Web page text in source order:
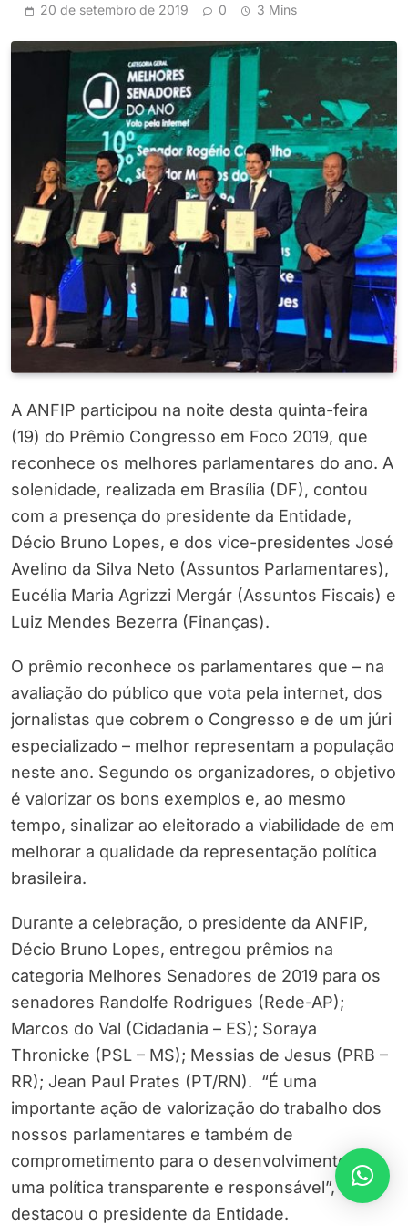
20 de setembro de 2019 0 3 Mins
A ANFIP participou na noite desta quinta-feira
(19) do Prêmio Congresso em Foco 2019, que
reconhece os melhores parlamentares do ano. A
solenidade, realizada em Brasília (DF), contou
com a presença do presidente da Entidade,
Décio Bruno Lopes, e dos vice-presidentes José
Avelino da Silva Neto (Assuntos Parlamentares),
Eucélia Maria Agrizzi Mergár (Assuntos Fiscais) e
Luiz Mendes Bezerra (Finanças).
O prêmio reconhece os parlamentares que – na
avaliação do público que vota pela internet, dos
jornalistas que cobrem o Congresso e de um júri
especializado – melhor representam a população
neste ano. Segundo os organizadores, o objetivo
é valorizar os bons exemplos e, ao mesmo
tempo, sinalizar ao eleitorado a viabilidade de em
melhorar a qualidade da representação política
brasileira.
Durante a celebração, o presidente da ANFIP,
Décio Bruno Lopes, entregou prêmios na
categoria Melhores Senadores de 2019 para os
senadores Randolfe Rodrigues (Rede-AP);
Marcos do Val (Cidadania – ES); Soraya
Thronicke (PSL – MS); Messias de Jesus (PRB –
RR); Jean Paul Prates (PT/RN). “É uma
importante ação de valorização do trabalho dos
nossos parlamentares e também de
comprometimento para o desenvolvimento de
uma política transparente e responsável”,
destacou o presidente da Entidade.